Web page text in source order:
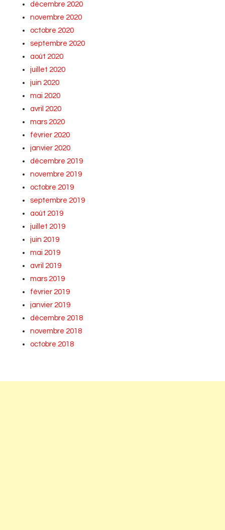
décembre 2020
novembre 2020
octobre 2020
septembre 2020
août 2020
juillet 2020
juin 2020
mai 2020
avril 2020
mars 2020
février 2020
janvier 2020
décembre 2019
novembre 2019
octobre 2019
septembre 2019
août 2019
juillet 2019
juin 2019
mai 2019
avril 2019
mars 2019
février 2019
janvier 2019
décembre 2018
novembre 2018
octobre 2018